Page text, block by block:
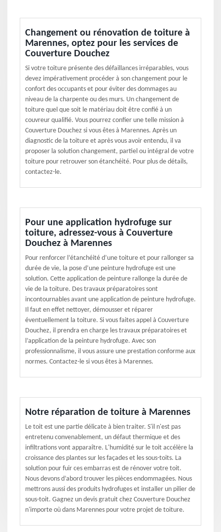
Changement ou rénovation de toiture à
Marennes, optez pour les services de
Couverture Douchez
Si votre toiture présente des défaillances irréparables, vous
devez impérativement procéder à son changement pour le
confort des occupants et pour éviter des dommages au
niveau de la charpente ou des murs. Un changement de
toiture quel que soit le matériau doit être confié à un
couvreur qualifié. Vous pourrez confier une telle mission à
Couverture Douchez si vous êtes à Marennes. Après un
diagnostic de la toiture et après vous avoir entendu, il va
proposer la solution changement, partiel ou intégral de votre
toiture pour retrouver son étanchéité. Pour plus de détails,
contactez-le.
Pour une application hydrofuge sur
toiture, adressez-vous à Couverture
Douchez à Marennes
Pour renforcer l’étanchéité d’une toiture et pour rallonger sa
durée de vie, la pose d’une peinture hydrofuge est une
solution. Cette application de peinture rallonge la durée de
vie de la toiture. Des travaux préparatoires sont
incontournables avant une application de peinture hydrofuge.
Il faut en effet nettoyer, démousser et réparer
éventuellement la toiture. Si vous faites appel à Couverture
Douchez, il prendra en charge les travaux préparatoires et
l’application de la peinture hydrofuge. Avec son
professionnalisme, il vous assure une prestation conforme aux
normes. Contactez-le si vous êtes à Marennes.
Notre réparation de toiture à Marennes
Le toit est une partie délicate à bien traiter. S'il n'est pas
entretenu convenablement, un défaut thermique et des
infiltrations vont apparaître. L'humidité sur le toit accélère la
croissance des plantes sur les façades et les sous-toits. La
solution pour fuir ces embarras est de rénover votre toit.
Nous devons d’abord trouver les pièces endommagées. Nous
mettrons aussi des produits hydrofuges et installer un pilier de
sous-toit. Gagnez un devis gratuit chez Couverture Douchez
n'importe où dans Marennes pour votre projet de toiture.